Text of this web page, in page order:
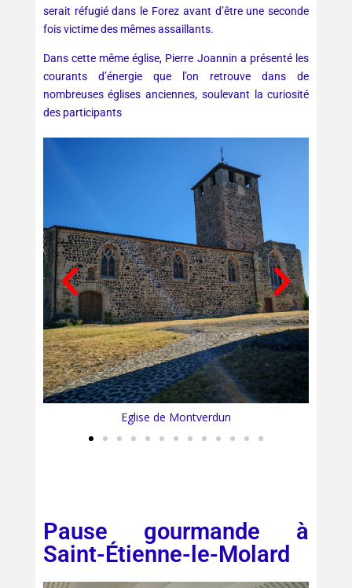
serait réfugié dans le Forez avant d’être une seconde
fois victime des mêmes assaillants.
Dans cette même église, Pierre Joannin a présenté les
courants d’énergie que l’on retrouve dans de
nombreuses églises anciennes, soulevant la curiosité
des participants
Eglise vue depuis Galerie
Pause gourmande à
Saint-Étienne-le-Molard